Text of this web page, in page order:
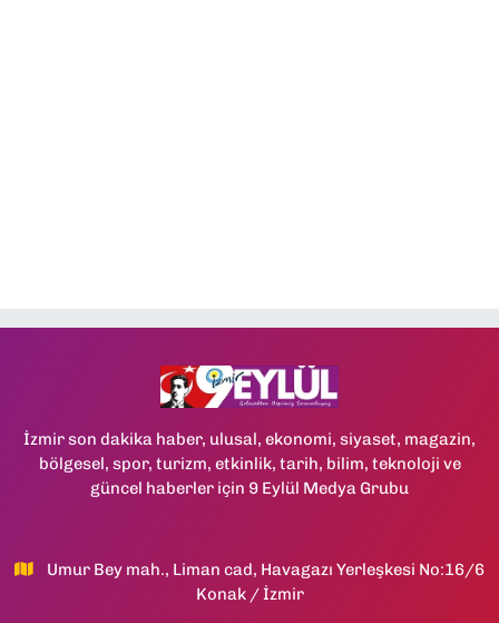
İzmir son dakika haber, ulusal, ekonomi, siyaset, magazin,
bölgesel, spor, turizm, etkinlik, tarih, bilim, teknoloji ve
güncel haberler için 9 Eylül Medya Grubu
Umur Bey mah., Liman cad, Havagazı Yerleşkesi No:16/6
Konak / İzmir